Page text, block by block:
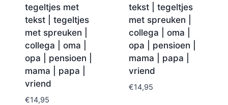
tegeltjes met
tekst | tegeltjes
met spreuken |
collega | oma |
opa | pensioen |
mama | papa |
vriend
€14,95
tekst | tegeltjes
met spreuken |
collega | oma |
opa | pensioen |
mama | papa |
vriend
€14,95